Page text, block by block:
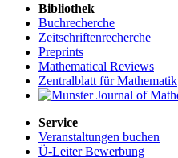
Bibliothek
Buchrecherche
Zeitschriftenrecherche
Preprints
Mathematical Reviews
Zentralblatt für Mathematik
Service
Veranstaltungen buchen
Ü-Leiter Bewerbung